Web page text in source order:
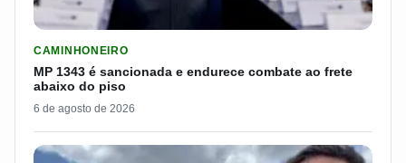
CAMINHONEIRO
MP 1343 é sancionada e endurece combate ao frete
abaixo do piso
6 de agosto de 2026